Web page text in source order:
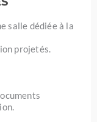
salle dédiée à la
projetés.